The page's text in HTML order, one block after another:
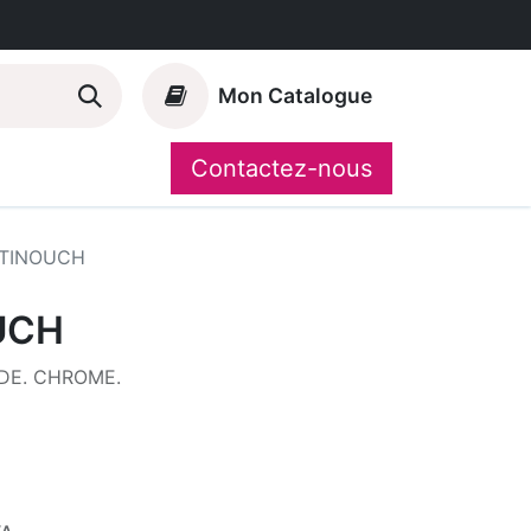
Mon Catalogue
CompoShop
Contactez-nous
CHROME.